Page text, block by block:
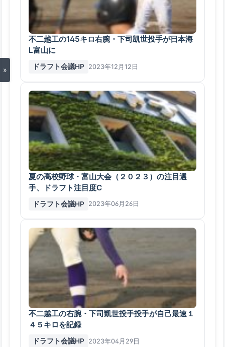
»
不二越工の145キロ右腕・下司凱世投手が日本海
L富山に
ドラフト会議HP 2023年12月12日
夏の高校野球・富山大会（２０２３）の注目選
手、ドラフト注目度C
ドラフト会議HP 2023年06月26日
不二越工の右腕・下司凱世投手投手が自己最速１
４５キロを記録
ドラフト会議HP 2023年04月29日